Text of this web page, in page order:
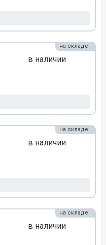
в наличии
на складе
в наличии
на складе
в наличии
на складе